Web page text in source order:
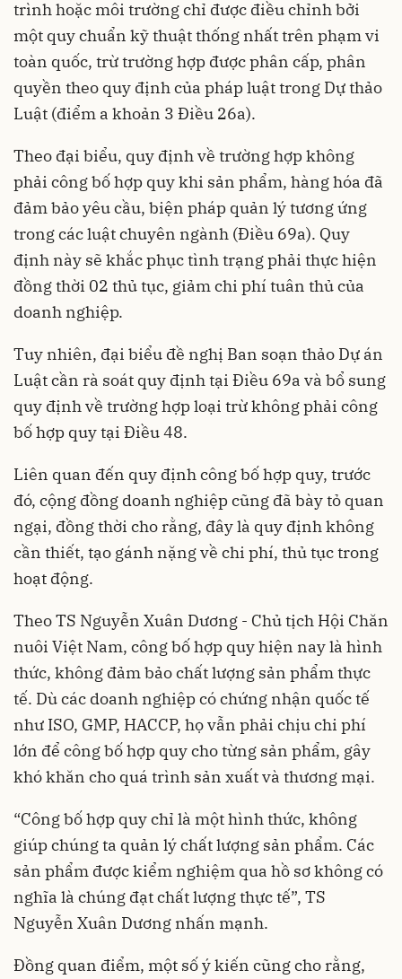
trình hoặc môi trường chỉ được điều chỉnh bởi
một quy chuẩn kỹ thuật thống nhất trên phạm vi
toàn quốc, trừ trường hợp được phân cấp, phân
quyền theo quy định của pháp luật trong Dự thảo
Luật (điểm a khoản 3 Điều 26a).
Theo đại biểu, quy định về trường hợp không
phải công bố hợp quy khi sản phẩm, hàng hóa đã
đảm bảo yêu cầu, biện pháp quản lý tương ứng
trong các luật chuyên ngành (Điều 69a). Quy
định này sẽ khắc phục tình trạng phải thực hiện
đồng thời 02 thủ tục, giảm chi phí tuân thủ của
doanh nghiệp.
Tuy nhiên, đại biểu đề nghị Ban soạn thảo Dự án
Luật cần rà soát quy định tại Điều 69a và bổ sung
quy định về trường hợp loại trừ không phải công
bố hợp quy tại Điều 48.
Liên quan đến quy định công bố hợp quy, trước
đó, cộng đồng doanh nghiệp cũng đã bày tỏ quan
ngại, đồng thời cho rằng, đây là quy định không
cần thiết, tạo gánh nặng về chi phí, thủ tục trong
hoạt động.
Theo TS Nguyễn Xuân Dương - Chủ tịch Hội Chăn
nuôi Việt Nam, công bố hợp quy hiện nay là hình
thức, không đảm bảo chất lượng sản phẩm thực
tế. Dù các doanh nghiệp có chứng nhận quốc tế
như ISO, GMP, HACCP, họ vẫn phải chịu chi phí
lớn để công bố hợp quy cho từng sản phẩm, gây
khó khăn cho quá trình sản xuất và thương mại.
“Công bố hợp quy chỉ là một hình thức, không
giúp chúng ta quản lý chất lượng sản phẩm. Các
sản phẩm được kiểm nghiệm qua hồ sơ không có
nghĩa là chúng đạt chất lượng thực tế”, TS
Nguyễn Xuân Dương nhấn mạnh.
Đồng quan điểm, một số ý kiến cũng cho rằng,